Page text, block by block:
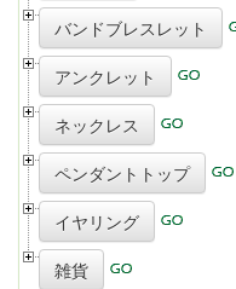
バンドブレスレット
アンクレット
ネックレス
ペンダントトップ
イヤリング
雑貨